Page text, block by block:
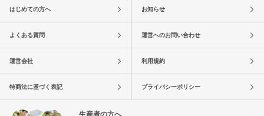
はじめての方へ お知らせ
よくある質問 運営へのお問い合わせ
運営会社 利用規約
特商法に基づく表記 プライバシーポリシー
生産者の方へ